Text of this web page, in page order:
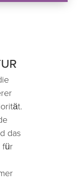
das
für